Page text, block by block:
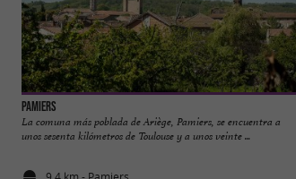
Pamiers
La comuna más poblada de Ariège, Pamiers, se encuentra a
unos sesenta kilómetros de Toulouse y a unos veinte ...